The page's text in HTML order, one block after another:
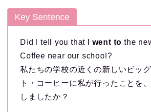
Key Sentence
Did I tell you that I went to the
Coffee near our school?
私たちの学校の近くの新しいビッ
ト・コーヒーに私が行ったことを
しましたか？